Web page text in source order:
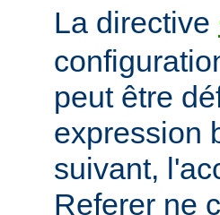
La directive
peut être
expression
suivant,
Referer ne